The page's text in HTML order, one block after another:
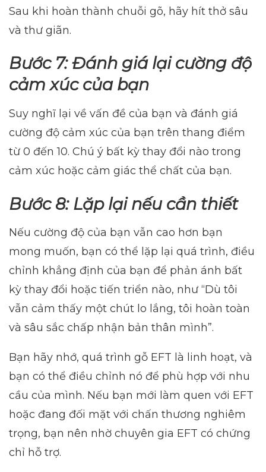
Sau khi hoàn thành chuỗi gõ, hãy hít thở sâu
và thư giãn.
Bước 7: Đánh giá lại cường độ
cảm xúc của bạn
Suy nghĩ lại về vấn đề của bạn và đánh giá
cường độ cảm xúc của bạn trên thang điểm
từ 0 đến 10. Chú ý bất kỳ thay đổi nào trong
cảm xúc hoặc cảm giác thể chất của bạn.
Bước 8: Lặp lại nếu cần thiết
Nếu cường độ của bạn vẫn cao hơn bạn
mong muốn, bạn có thể lặp lại quá trình, điều
chỉnh khẳng định của bạn để phản ánh bất
kỳ thay đổi hoặc tiến triển nào, như “Dù tôi
vẫn cảm thấy một chút lo lắng, tôi hoàn toàn
và sâu sắc chấp nhận bản thân mình”.
Bạn hãy nhớ, quá trình gỗ EFT là linh hoạt, và
bạn có thể điều chỉnh nó để phù hợp với nhu
cầu của mình. Nếu bạn mới làm quen với EFT
hoặc đang đối mặt với chấn thương nghiêm
trọng, bạn nên nhờ chuyên gia EFT có chứng
chỉ hỗ trợ.